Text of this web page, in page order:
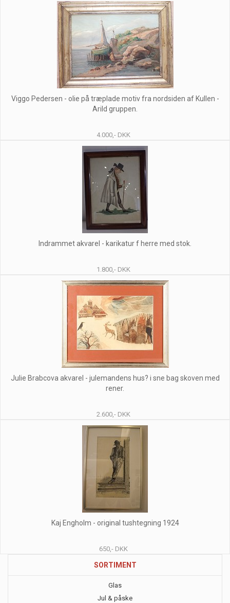
Viggo Pedersen - olie på træplade motiv fra nordsiden af Kullen -
Arild gruppen.
4.000,- DKK
Indrammet akvarel - karikatur f herre med stok.
1.800,- DKK
Julie Brabcova akvarel - julemandens hus? i sne bag skoven med
rener.
2.600,- DKK
Kaj Engholm - original tushtegning 1924
650,- DKK
SORTIMENT
Glas
Jul & påske